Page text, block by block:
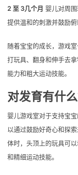
2 至 3几个月 婴儿对周
提供温和的刺激并鼓励
随着宝宝的成长，游戏
打玩具、翻身和伸手去
能力和粗大运动技能。
对发育有什
婴儿游戏室对于支持宝
以通过鼓励好奇心和探
体时，头顶上的玩具可
和精细运动技能。